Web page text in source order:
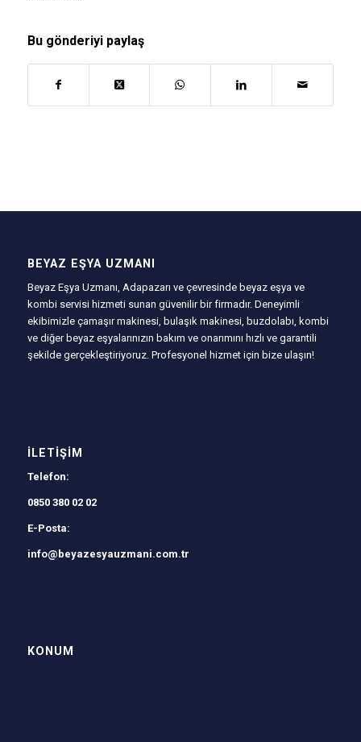
Bu gönderiyi paylaş
BEYAZ EŞYA UZMANI
Beyaz Eşya Uzmanı, Adapazarı ve çevresinde beyaz eşya ve
kombi servisi hizmeti sunan güvenilir bir firmadır. Deneyimli
ekibimizle çamaşır makinesi, bulaşık makinesi, buzdolabı, kombi
ve diğer beyaz eşyalarınızın bakım ve onarımını hızlı ve garantili
şekilde gerçekleştiriyoruz. Profesyonel hizmet için bize ulaşın!
İLETIŞIM
Telefon:
0850 380 02 02
E-Posta:
info@beyazesyauzmani.com.tr
KONUM